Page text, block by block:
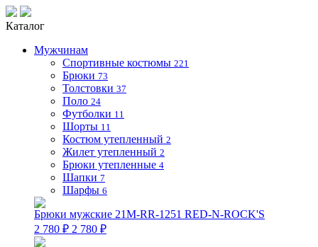
Каталог
Мужчинам
Спортивные костюмы 221
Брюки 73
Толстовки 37
Поло 24
Футболки 11
Шорты 11
Костюм утепленный 2
Жилет утепленный 2
Брюки утепленные 4
Шапки 7
Шарфы 6
Брюки мужские 21M-RR-1251 RED-N-ROCK'S
2 780 ₽ 2 780 ₽